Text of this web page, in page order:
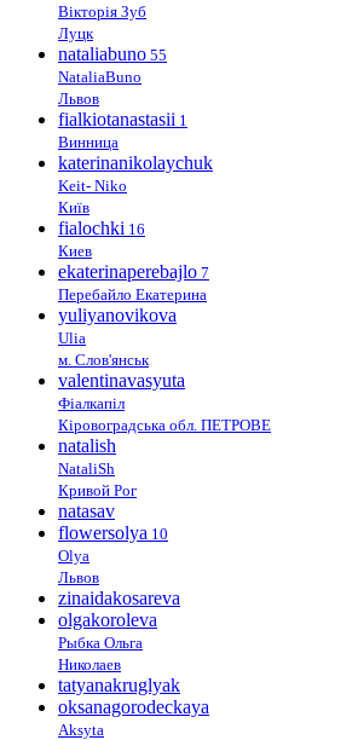
Вікторія Зуб
Луцк
nataliabuno 55
NataliaBuno
Львов
fialkiotanastasii 1
Винница
katerinanikolaychuk
Keit- Niko
Київ
fialochki 16
Киев
ekaterinaperebajlo 7
Перебайло Екатерина
yuliyanovikova
Ulia
м. Слов'янськ
valentinavasyuta
Фіалкапіл
Кіровоградська обл. ПЕТРОВЕ
natalish
NataliSh
Кривой Рог
natasav
flowersolya 10
Olya
Львов
zinaidakosareva
olgakoroleva
Рыбка Ольга
Николаев
tatyanakruglyak
oksanagorodeckaya
Aksyta